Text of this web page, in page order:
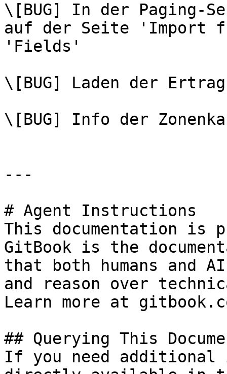
\[BUG] In der Paging-
auf der Seite 'Import
'Fields'
\[BUG] Laden der
\[BUG] Info der
---
# Agent Instructions
This documentation is
GitBook is the
that both humans and
and reason over
Learn more at
## Querying This
If you need